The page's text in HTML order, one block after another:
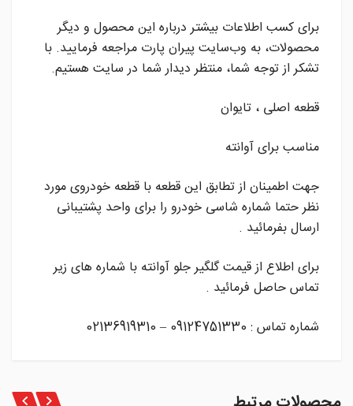
برای کسب اطلاعات بیشتر درباره این محصول و دیگر
محصولات، به وب‌سایت پیران پارت مراجعه فرمایید. با
تشکر از توجه شما، منتظر دیدار شما در سایت هستیم.
قطعه اصلی ، تایوان
مناسب برای آوانته
جهت اطمینان از تطابق این قطعه با قطعه خودروی مورد
نظر حتما شماره شاسی خودرو را برای واحد پشتیبانی
ارسال بفرمائید .
برای اطلاع از قیمت گلگیر جلو آوانته با شماره های زیر
تماس حاصل فرمائید .
شماره تماس : 09124751330 – 02136919310